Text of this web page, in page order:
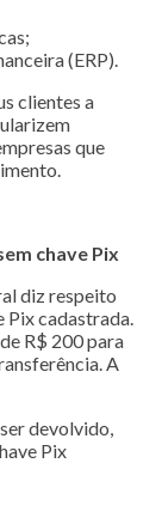
(ERP).
clientes a
que
chave Pix
diz respeito
Pix cadastrada.
R$ 200 para
A
devolvido,
Pix